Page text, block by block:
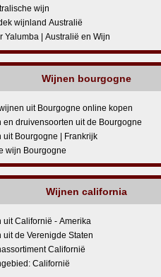
wijn
wijnland Australië
Yalumba | Australië en Wijn
Wijnen bourgogne
uit Bourgogne online kopen
en druivensoorten uit de Bourgogne
uit Bourgogne | Frankrijk
wijn Bourgogne
Wijnen california
uit Californië - Amerika
uit de Verenigde Staten
Californië
Californië